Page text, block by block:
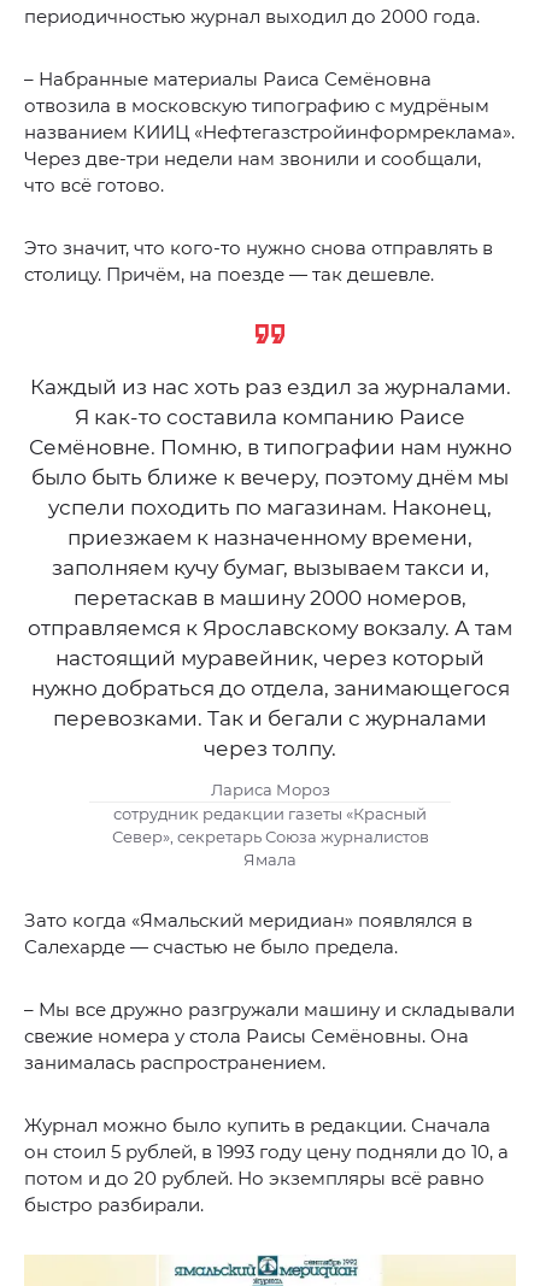
периодичностью журнал выходил до 2000 года.
– Набранные материалы Раиса Семёновна
отвозила в московскую типографию с мудрёным
названием КИИЦ «Нефтегазстройинформреклама».
Через две-три недели нам звонили и сообщали,
что всё готово.
Это значит, что кого-то нужно снова отправлять в
столицу. Причём, на поезде — так дешевле.
Каждый из нас хоть раз ездил за журналами.
Я как-то составила компанию Раисе
Семёновне. Помню, в типографии нам нужно
было быть ближе к вечеру, поэтому днём мы
успели походить по магазинам. Наконец,
приезжаем к назначенному времени,
заполняем кучу бумаг, вызываем такси и,
перетаскав в машину 2000 номеров,
отправляемся к Ярославскому вокзалу. А там
настоящий муравейник, через который
нужно добраться до отдела, занимающегося
перевозками. Так и бегали с журналами
через толпу.
Лариса Мороз
сотрудник редакции газеты «Красный
Север», секретарь Союза журналистов
Ямала
Зато когда «Ямальский меридиан» появлялся в
Салехарде — счастью не было предела.
– Мы все дружно разгружали машину и складывали
свежие номера у стола Раисы Семёновны. Она
занималась распространением.
Журнал можно было купить в редакции. Сначала
он стоил 5 рублей, в 1993 году цену подняли до 10, а
потом и до 20 рублей. Но экземпляры всё равно
быстро разбирали.